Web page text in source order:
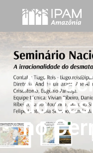
A
do
no